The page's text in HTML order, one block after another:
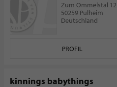
Zum Ommelstal 12
50259 Pulheim
Deutschland
PROFIL
kinnings babythings